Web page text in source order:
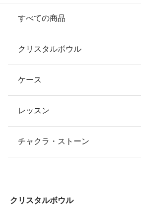
すべての商品
クリスタルボウル
ケース
レッスン
チャクラ・ストーン
クリスタルボウル